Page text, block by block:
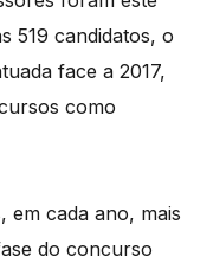
519 candidatos, o
face a 2017,
como
em cada ano, mais
do concurso